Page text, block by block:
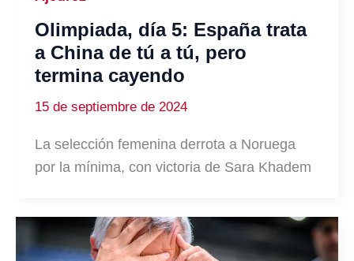
Olimpiada, día 5: España trata
a China de tú a tú, pero
termina cayendo
15 de septiembre de 2024
La selección femenina derrota a Noruega
por la mínima, con victoria de Sara Khadem